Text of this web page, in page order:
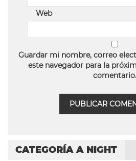
Web
Guardar mi nombre, correo
este navegador para la
comentario.
CATEGORÍA A NIGHT